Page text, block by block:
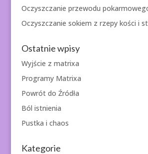
Oczyszczanie przewodu
Oczyszczanie sokiem z rzepy kości i
Ostatnie wpisy
Wyjście z matrixa
Programy Matrixa
Powrót do Źródła
Ból istnienia
Pustka i chaos
Kategorie